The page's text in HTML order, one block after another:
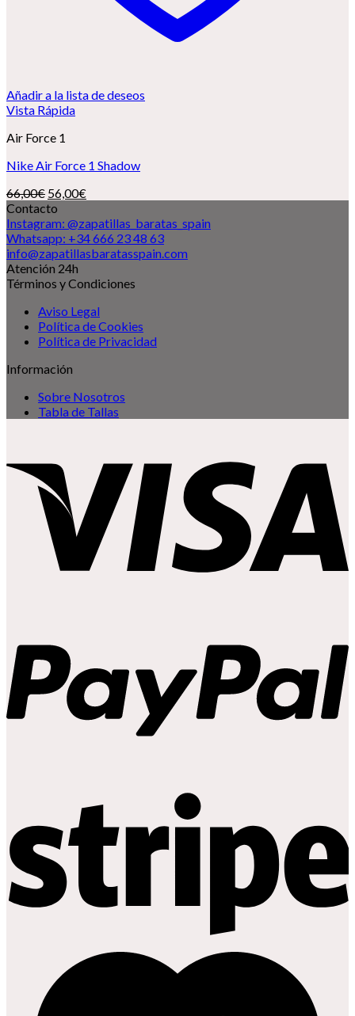
Añadir a la lista de deseos
Vista Rápida
Air Force 1
Nike Air Force 1 Shadow
66,00€ El
precio
original
era:
66,00€.
56,00€
actual
es:
56,00€.
Contacto
Instagram: @zapatillas_baratas_spain
Whatsapp: +34 666 23 48 63
info@zapatillasbaratasspain.com
Atención 24h
Términos y Condiciones
Aviso Legal
Política de Cookies
Política de Privacidad
Información
Sobre Nosotros
Tabla de Tallas